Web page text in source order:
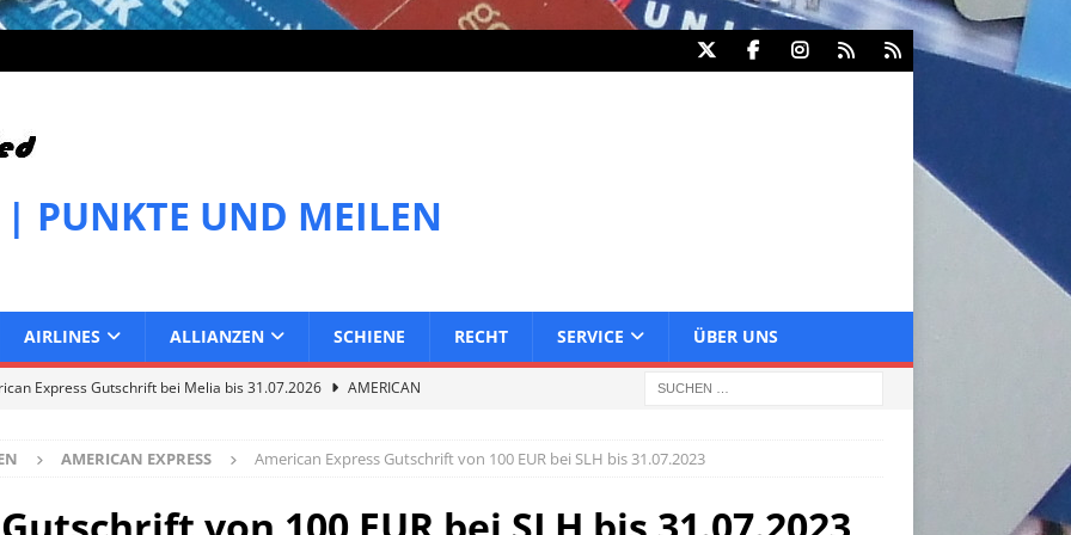
PUNKTE UND MEILEN
AIRLINES ALLIANZEN SCHIENE RECHT SERVICE ÜBER UNS
Express Gutschrift bei Melia bis 31.07.2026
AMERICAN
Express Gutschrift bei IHG bis 27.07.2026
AMERICAN
AMERICAN EXPRESS American Express Gutschrift von 100 EUR bei SLH bis 31.07.2023